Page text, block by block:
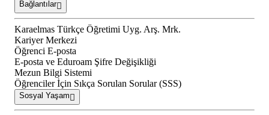
Bağlantılar
Karaelmas Türkçe Öğretimi Uyg. Arş. Mrk.
Kariyer Merkezi
Öğrenci E-posta
E-posta ve Eduroam Şifre Değişikliği
Mezun Bilgi Sistemi
Öğrenciler İçin Sıkça Sorulan Sorular (SSS)
Sosyal Yaşam